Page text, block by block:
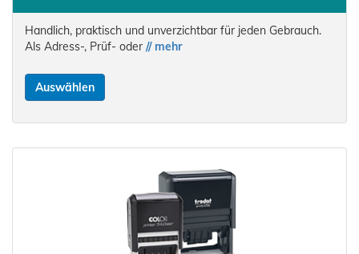
Handlich, praktisch und unverzichtbar für jeden Gebrauch.
Als Adress-, Prüf- oder // mehr
Auswählen